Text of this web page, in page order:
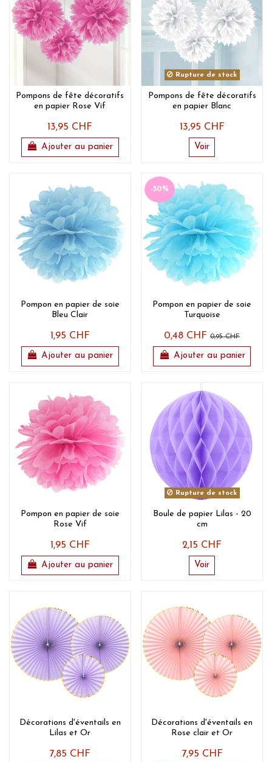
Pompons de fête décoratifs
en papier Rose Vif
13,95 CHF
Ajouter au panier
Rupture de stock
Pompons de fête décoratifs
en papier Blanc
13,95 CHF
Voir
Pompon en papier de soie
Bleu Clair
1,95 CHF
Ajouter au panier
-50%
Pompon en papier de soie
Turquoise
0,48 CHF0,95 CHF
Ajouter au panier
Pompon en papier de soie
Rose Vif
1,95 CHF
Ajouter au panier
Rupture de stock
Boule de papier Lilas - 20
cm
2,15 CHF
Voir
Décorations d'éventails en
Lilas et Or
7,85 CHF
Décorations d'éventails en
Rose clair et Or
7,95 CHF